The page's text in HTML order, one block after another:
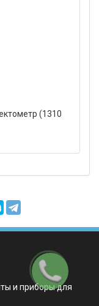
(1310
и приборы для
Заказать
звонок